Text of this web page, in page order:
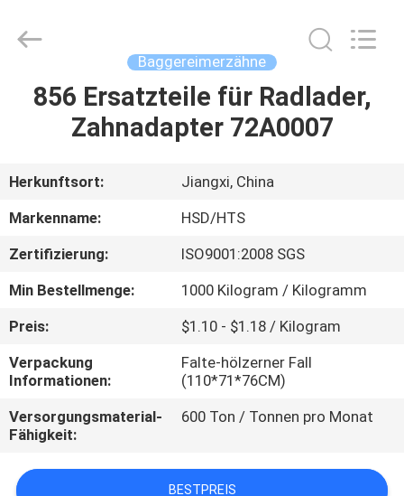
HAUS
ÜBER
UNS
FABRIK-
AUSFLUG
QUALITÄTSKONTROLLE
TRETEN
SIE
Parts
Co.,Ltd.
Baggereimerzähne
856 Ersatzteile für Radlader,
Zahnadapter 72A0007
Herkunftsort:
Jiangxi, China
Markenname:
HSD/HTS
Zertifizierung:
ISO9001:2008 SGS
Min Bestellmenge:
1000 Kilogram / Kilogramm
Preis:
$1.10 - $1.18 / Kilogram
Verpackung
Informationen:
Falte-hölzerner Fall
(110*71*76CM)
Versorgungsmaterial-
Fähigkeit:
600 Ton / Tonnen pro Monat
BESTPREIS